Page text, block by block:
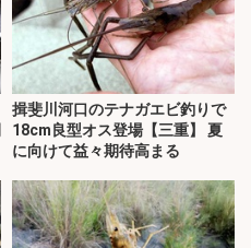
揖斐川河口のテナガエビ釣りで
18cm良型オス登場【三重】 夏
に向けて益々期待高まる